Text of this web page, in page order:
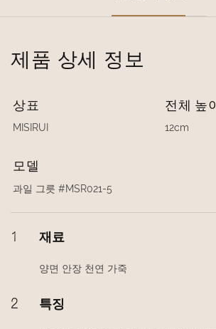
제품 상세 정보
상표
MISIRUI
전체 높이
12cm
모델
과일 그릇 #MSR021-5
1 재료
양면 안장 천연 가죽
2 특징